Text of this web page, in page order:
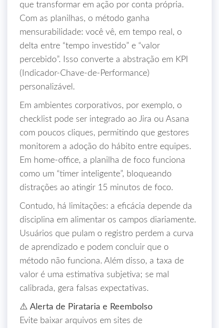
que transformar em ação por conta própria.
Com as planilhas, o método ganha
mensurabilidade: você vê, em tempo real, o
delta entre “tempo investido” e “valor
percebido”. Isso converte a abstração em KPI
(Indicador‑Chave‑de‑Performance)
personalizável.
Em ambientes corporativos, por exemplo, o
checklist pode ser integrado ao Jira ou Asana
com poucos cliques, permitindo que gestores
monitorem a adoção do hábito entre equipes.
Em home‑office, a planilha de foco funciona
como um “timer inteligente”, bloqueando
distrações ao atingir 15 minutos de foco.
Contudo, há limitações: a eficácia depende da
disciplina em alimentar os campos diariamente.
Usuários que pulam o registro perdem a curva
de aprendizado e podem concluir que o
método não funciona. Além disso, a taxa de
valor é uma estimativa subjetiva; se mal
calibrada, gera falsas expectativas.
⚠️ Alerta de Pirataria e Reembolso
Evite baixar arquivos em sites de